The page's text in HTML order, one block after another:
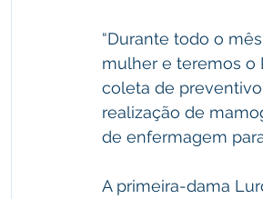
“Durante todo o
mulher e teremos o
coleta de
realização de
de enfermagem
A primeira-dama